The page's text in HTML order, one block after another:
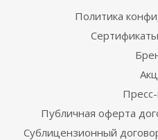
Политика
Публичная оферта
Сублицензионный